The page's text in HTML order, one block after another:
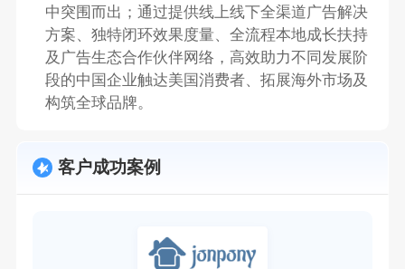
中突围而出；通过提供线上线下全渠道广告解决
方案、独特闭环效果度量、全流程本地成长扶持
及广告生态合作伙伴网络，高效助力不同发展阶
段的中国企业触达美国消费者、拓展海外市场及
构筑全球品牌。
客户成功案例